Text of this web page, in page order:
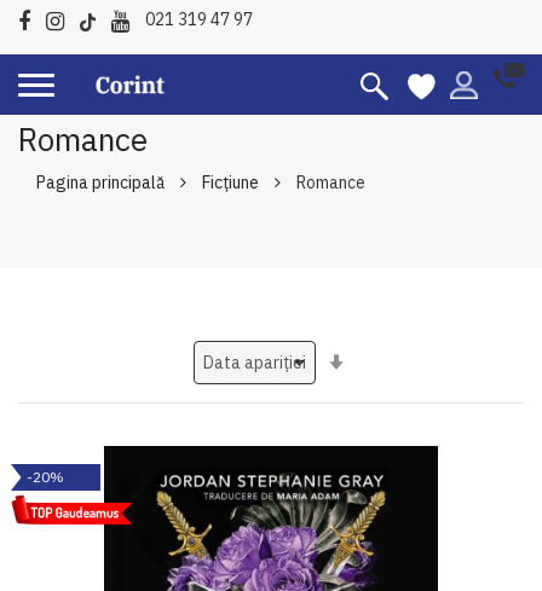
021 319 47 97
Romance
Pagina principală Ficțiune Romance
-20%